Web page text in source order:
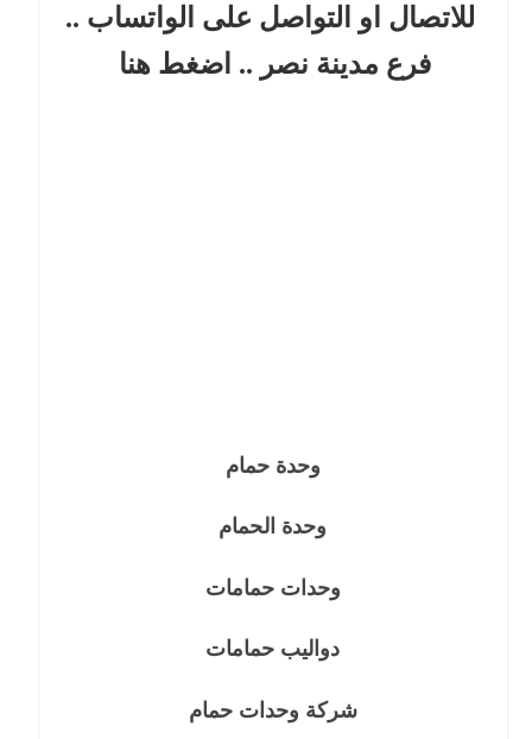
للاتصال او التواصل على الواتساب ..
فرع مدينة نصر .. اضغط هنا
وحدة حمام
وحدة الحمام
وحدات حمامات
دواليب حمامات
شركة وحدات حمام